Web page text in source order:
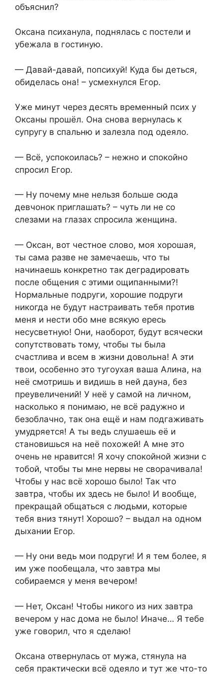
объяснил?
Оксана психанула, поднялась с постели и
убежала в гостиную.
— Давай-давай, попсихуй! Куда бы деться,
обиделась она! – усмехнулся Егор.
Уже минут через десять временный псих у
Оксаны прошёл. Она снова вернулась к
супругу в спальню и залезла под одеяло.
— Всё, успокоилась? – нежно и спокойно
спросил Егор.
— Ну почему мне нельзя больше сюда
девчонок приглашать? – чуть ли не со
слезами на глазах спросила женщина.
— Оксан, вот честное слово, моя хорошая,
ты сама разве не замечаешь, что ты
начинаешь конкретно так деградировать
после общения с этими ощипанными?!
Нормальные подруги, хорошие подруги
никогда не будут настраивать тебя против
меня и нести обо мне всякую ересь
несусветную! Они, наоборот, будут всячески
сопутствовать тому, чтобы ты была
счастлива и всем в жизни довольна! А эти
твои, особенно это тугоухая ваша Алина, на
неё смотришь и видишь в ней дауна, без
преувеличений! У неё у самой на личном,
насколько я понимаю, не всё радужно и
безоблачно, так она ещё и нам подгаживать
умудряется! А ты ведь слушаешь её и
становишься на неё похожей! А мне это
очень не нравится! Я хочу спокойной жизни с
тобой, чтобы ты мне нервы не сворачивала!
Чтобы у нас всё хорошо было! Так что
завтра, чтобы их здесь не было! И вообще,
прекращай общаться с людьми, которые
тебя вниз тянут! Хорошо? – выдал на одном
дыхании Егор.
— Ну они ведь мои подруги! И я тем более, я
им уже пообещала, что завтра мы
собираемся у меня вечером!
— Нет, Оксан! Чтобы никого из них завтра
вечером у нас дома не было! Иначе… Я тебе
уже говорил, что я сделаю!
Оксана отвернулась от мужа, стянула на
себя практически всё одеяло и тут же что-то